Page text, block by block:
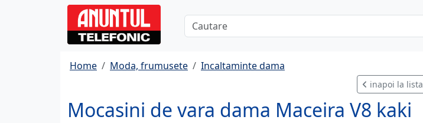
Home Moda, frumusete Incaltaminte dama
inapoi la lista
Mocasini de vara dama Maceira V8 kaki